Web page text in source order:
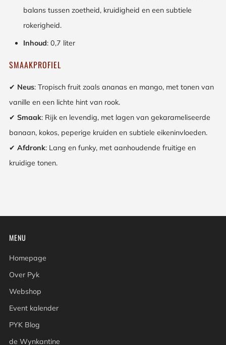
balans tussen zoetheid, kruidigheid en een subtiele
rokerigheid.
Inhoud: 0,7 liter
SMAAKPROFIEL
✔ Neus: Tropisch fruit zoals ananas en mango, met tonen van
vanille en een lichte hint van rook.
✔ Smaak: Rijk en levendig, met lagen van gekarameliseerde
banaan, kokos, peperige kruiden en subtiele eikeninvloeden.
✔ Afdronk: Lang en funky, met aanhoudende fruitige en
kruidige tonen.
MENU
Homepage
Over Pyk
Webshop
Event kalender
PYK Blog
de Wynkantine